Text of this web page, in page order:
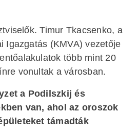
Timur Tkacsenko, a
Igazgatás (KMVA) vezetője
több mint 20
vonultak a városban.
a Podilszkij és
van, ahol az oroszok
támadták